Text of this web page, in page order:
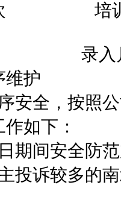
联欢
录入月
维护
安全，按照
如下：
期间安全防
投诉较多的